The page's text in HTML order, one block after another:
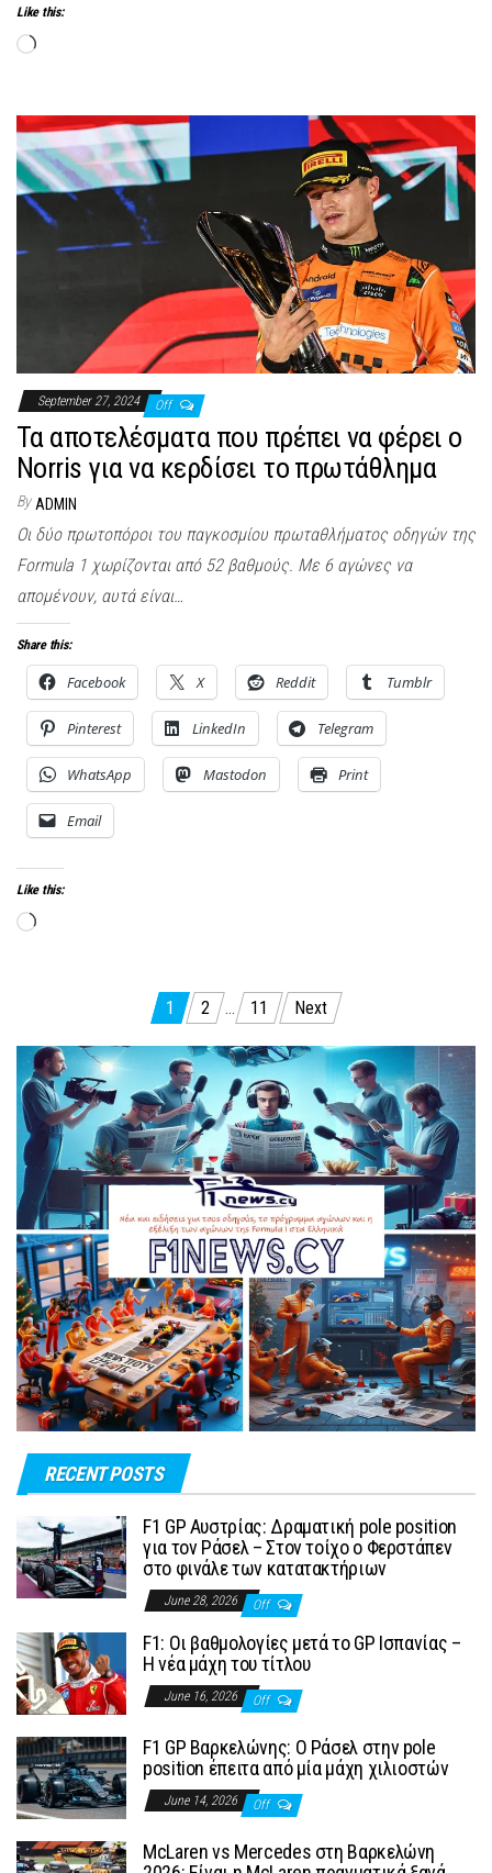
Like this:
Loading…
September 27, 2024 Off
Τα αποτελέσματα που πρέπει να φέρει ο
Norris για να κερδίσει το πρωτάθλημα
By ADMIN
Οι δύο πρωτοπόροι του παγκοσμίου πρωταθλήματος οδηγών της
Formula 1 χωρίζονται από 52 βαθμούς. Με 6 αγώνες να
απομένουν, αυτά είναι…
Share this:
Facebook X Reddit Tumblr
Pinterest LinkedIn Telegram
WhatsApp Mastodon Print
Email
Like this:
Loading…
pagination
1 2 … 11 Next
RECENT POSTS
F1 GP Αυστρίας: Δραματική pole position
για τον Ράσελ – Στον τοίχο ο Φερστάπεν
στο φινάλε των κατατακτήριων
June 28, 2026 Off
F1: Οι βαθμολογίες μετά το GP Ισπανίας –
Η νέα μάχη του τίτλου
June 16, 2026 Off
F1 GP Βαρκελώνης: Ο Ράσελ στην pole
position έπειτα από μία μάχη χιλιοστών
June 14, 2026 Off
McLaren vs Mercedes στη Βαρκελώνη